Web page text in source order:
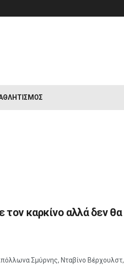
καρκίνο αλλά δεν θα
Σμύρνης, Νταβίνο Βέρχουλστ,